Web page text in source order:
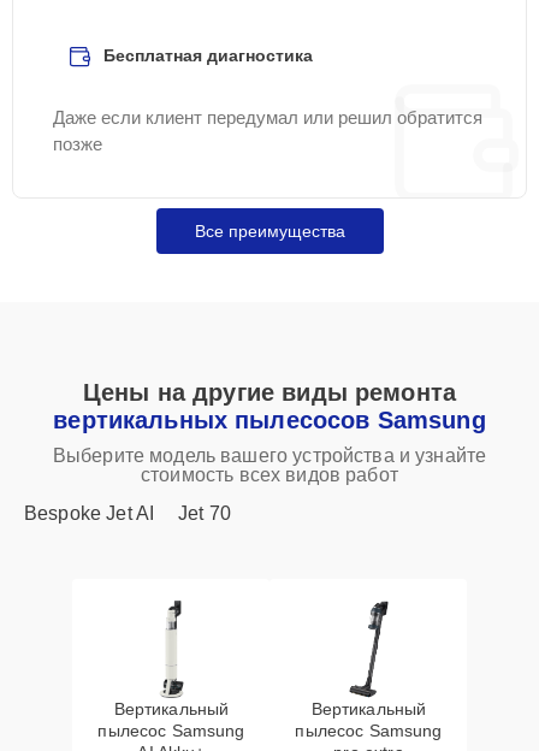
Бесплатная диагностика
Даже если клиент передумал или решил обратится
позже
Все преимущества
Цены на другие виды ремонта
вертикальных пылесосов Samsung
Выберите модель вашего устройства и узнайте
стоимость всех видов работ
Bespoke Jet AI
Jet 70
Вертикальный
пылесос Samsung
Вертикальный
пылесос Samsung